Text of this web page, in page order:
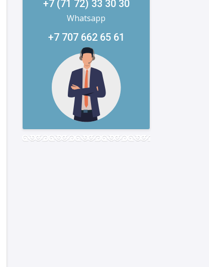
+7 (71 72) 33 30 30
Whatsapp
+7 707 662 65 61